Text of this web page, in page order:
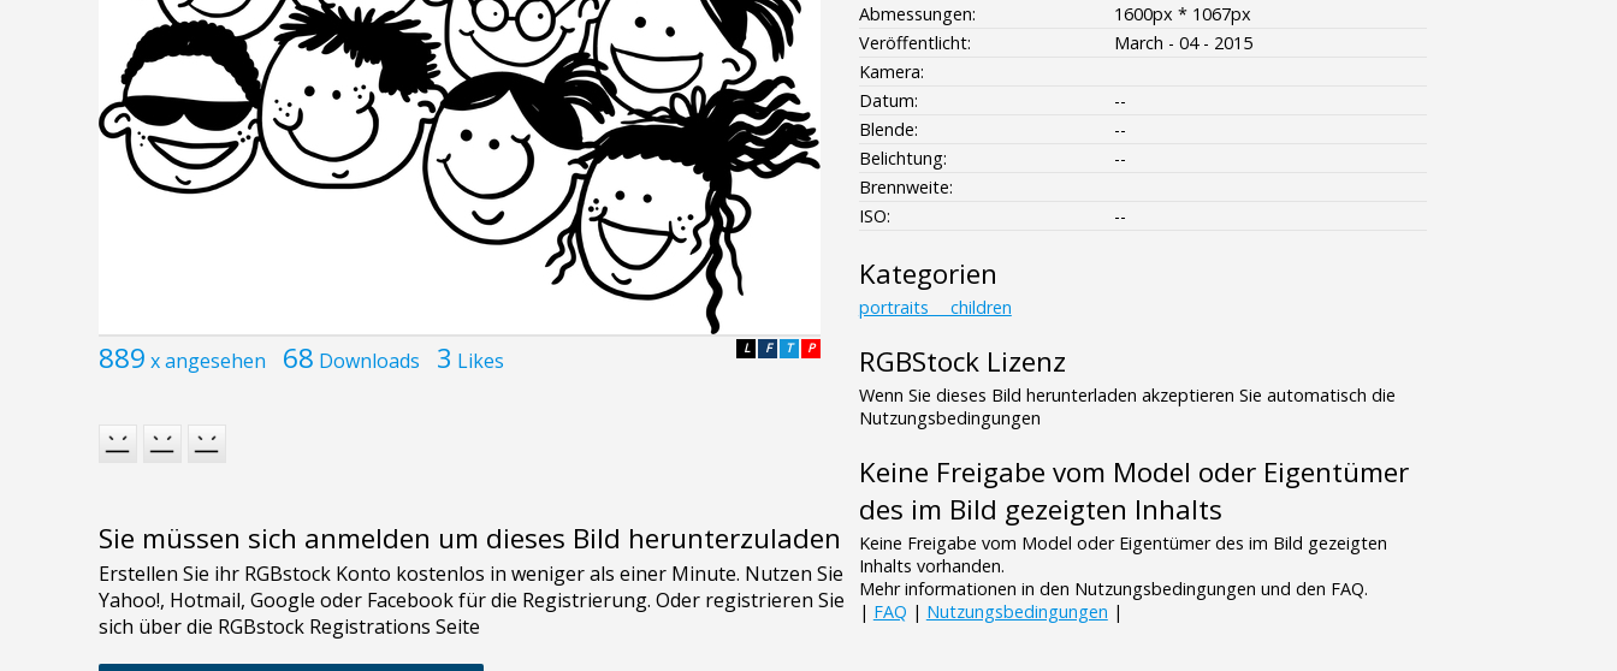
889 x angesehen 68 Downloads 3 Likes P
T
F
L
Sie müssen sich anmelden um dieses Bild herunterzuladen
Abmessungen:
1600px * 1067px
Veröffentlicht:
March - 04 - 2015
Kamera:
Datum:
--
Blende:
--
Belichtung:
--
Brennweite:
ISO:
--
Kategorien
portraits___children
RGBStock Lizenz
Wenn Sie dieses Bild herunterladen akzeptieren Sie automatisch die
Nutzungsbedingungen
Keine Freigabe vom Model oder Eigentümer
des im Bild gezeigten Inhalts
Keine Freigabe vom Model oder Eigentümer des im Bild gezeigten
Inhalts vorhanden.
Mehr informationen in den Nutzungsbedingungen und den FAQ.
| FAQ | Nutzungsbedingungen |